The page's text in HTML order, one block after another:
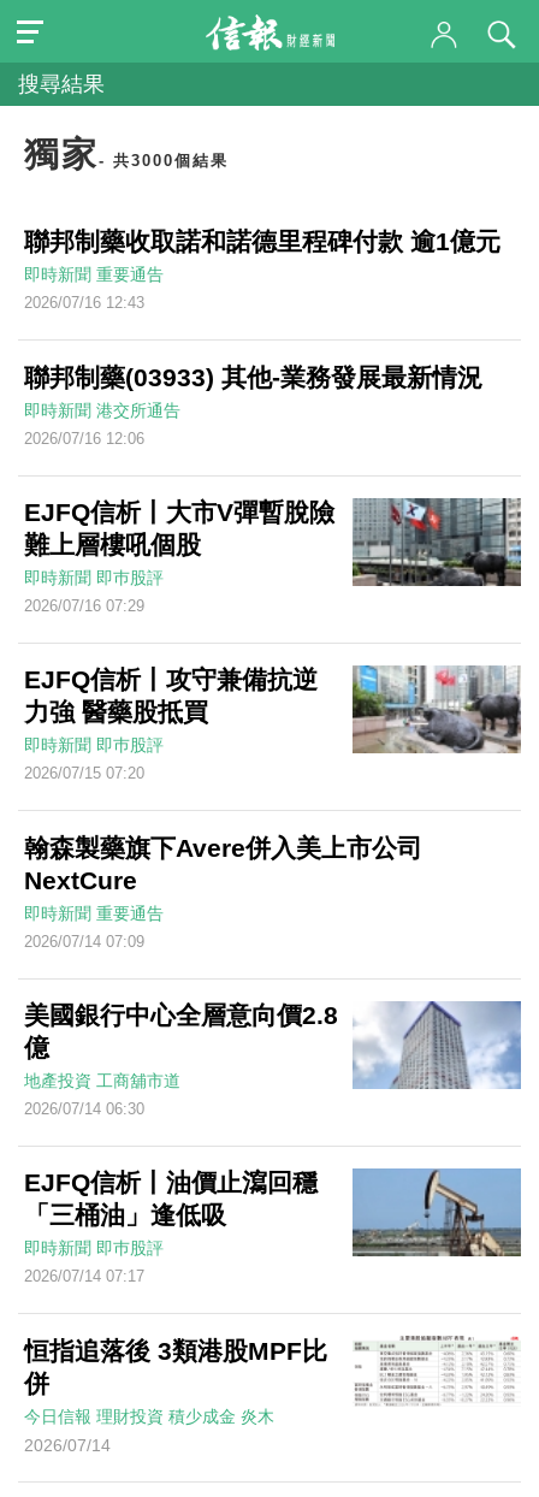
搜尋結果
獨家 - 共3000個結果
聯邦制藥收取諾和諾德里程碑付款 逾1億元
即時新聞 重要通告
2026/07/16 12:43
聯邦制藥(03933) 其他-業務發展最新情況
即時新聞 港交所通告
2026/07/16 12:06
EJFQ信析丨大市V彈暫脫險
難上層樓吼個股
即時新聞 即巿股評
2026/07/16 07:29
EJFQ信析丨攻守兼備抗逆
力強 醫藥股抵買
即時新聞 即巿股評
2026/07/15 07:20
翰森製藥旗下Avere併入美上市公司
NextCure
即時新聞 重要通告
2026/07/14 07:09
美國銀行中心全層意向價2.8
億
地產投資 工商舖市道
2026/07/14 06:30
EJFQ信析丨油價止瀉回穩
「三桶油」逢低吸
即時新聞 即巿股評
2026/07/14 07:17
恒指追落後 3類港股MPF比
併
今日信報 理財投資 積少成金 炎木
2026/07/14